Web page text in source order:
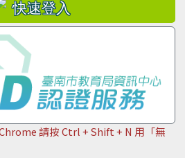
請按 Ctrl + Shift + N 用「無